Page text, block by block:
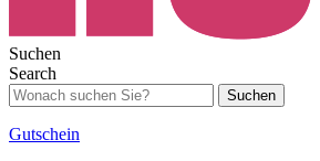
Suchen
Search
Suchen
Gutschein